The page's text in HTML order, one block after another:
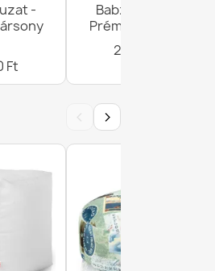
- Prémium
-
Ft
Babzsák L huzat -
Prémium Nyomatok
21 390,00 Ft
‹ ›